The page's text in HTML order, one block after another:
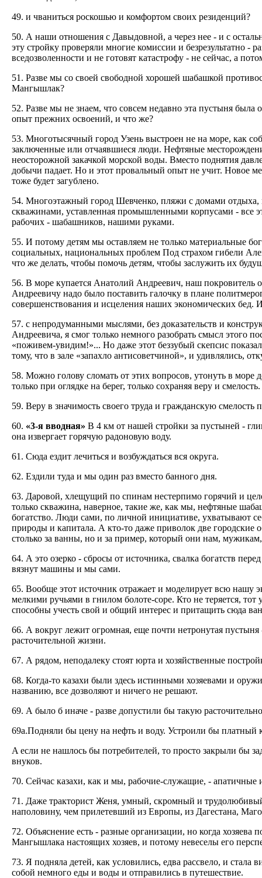
49. и чваниться роскошью и комфортом своих резиденций?
50. А наши отношения с Давыдовной, а через нее - и с
эту стройку проверяли многие комиссии и безрезультатно -
вседозволенности и не готовят катастрофу - не сейчас, а
51. Разве мы со своей свободной хорошей шабашкой
Мангышлак?
52. Разве мы не знаем, что совсем недавно эта пустыня
опыт прежних освоений, и что же?
53. Многотысячный город Узень выстроен не на море, как
заключенные или отчаявшиеся люди. Нефтяные
неосторожной закачкой морской воды. Вместо поднятия
добычи падает. Но и этот провальный опыт не учит. Новое
тоже будет загублено.
54. Многоэтажный город Шевченко, пляжи с домами
скважинами, уставленная промышленными корпусами - все
рабочих - шабашников, нашими руками.
55. И потому детям мы оставляем не только материальные
социальных, национальных проблем Под страхом гибели
что же делать, чтобы помочь детям, чтобы заслужить их
56. В море купается Анатолий Андреевич, наш покровитель
Андреевичу надо было поставить галочку в плане
совершенствования и исцеления наших экономических бед.
57. с непродуманными мыслями, без доказательств и
Андреевича, я смог только немного разобрать смысл этого
«поживем-увидим!»... Но даже этот беззубый скепсис
тому, что в зале «запахло антисоветчиной», и удивлялись,
58. Можно голову сломать от этих вопросов, утонуть в
только при оглядке на берег, только сохраняя веру и смелость.
59. Веру в значимость своего труда и гражданскую
60. «3-я вводная» В 4 км от нашей стройки за пустыней -
она извергает горячую радоновую воду.
61. Сюда ездит лечиться и возбуждаться вся округа.
62. Ездили туда и мы один paз вместо банного дня.
63. Даровой, хлещущий по спинам нестерпимо горячий и
только скважина, наверное, такие же, как мы, нефтяные
богатство. Люди сами, по личной инициативе, ухватывают
природы и капитала. А кто-то даже приволок две
столько за ванны, но и за пример, который они нам,
64. А это озерко - сбросы от источника, свалка богатств
вязнут машины и мы сами.
65. Вообще этот источник отражает и моделирует всю нашу
мелкими ручьями в гнилом болоте-соре. Кто не теряется,
способны учесть свой и общий интерес и притащить сюда
66. А вокруг лежит огромная, еще почти нетронутая
расточительной жизни.
67. А рядом, неподалеку стоят юрта и хозяйственные
68. Когда-то казахи были здесь истинными хозяевами и
названию, все дозволяют и ничего не решают.
69. А было б иначе - разве допустили бы такую
69a.Подняли бы цену на нефть и воду. Устроили бы платный
A если не нашлось бы потребителей, то просто закрыли бы
внуков.
70. Сейчас казахи, как и мы, рабочие-служащие, -
71. Даже тракторист Женя, умный, скромный и
наполовину, чем прилетевший из Европы, из Дагестана,
72. Объяснение есть - разные организации, но когда
Мангышлака настоящих хозяев, и потому невеселы его
73. Я подняла детей, как условились, едва рассвело, и
собой немного еды и воды и отправились в путешествие.